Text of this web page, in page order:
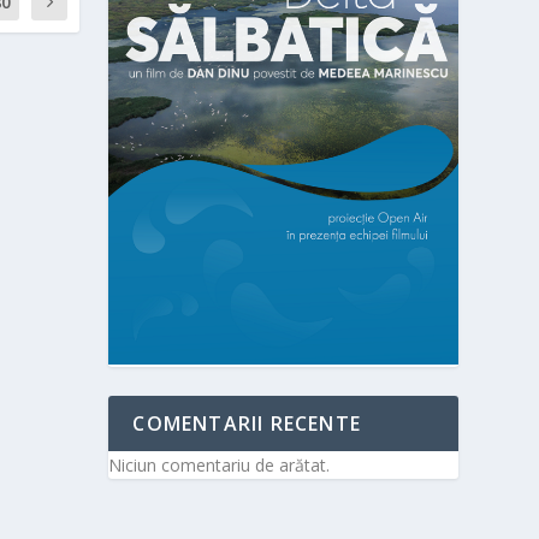
COMENTARII RECENTE
Niciun comentariu de arătat.